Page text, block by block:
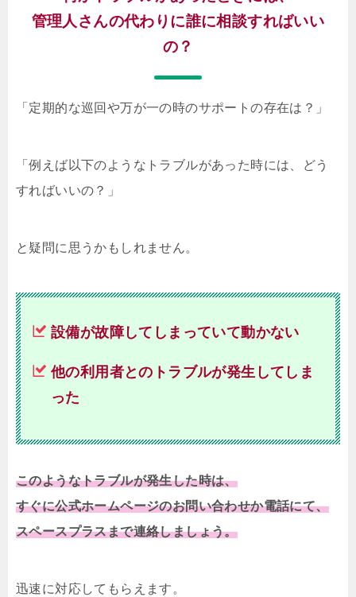
管理人さんの代わりに誰に相談すればいい
の？
「定期的な巡回や万が一の時のサポートの存在は？」
「例えば以下のようなトラブルがあった時には、どう
すればいいの？」
と疑問に思うかもしれません。
設備が故障してしまっていて動かない
他の利用者とのトラブルが発生してしま
った
このようなトラブルが発生した時は、
すぐに公式ホームページのお問い合わせか電話にて、
スペースプラスまで連絡しましょう。
迅速に対応してもらえます。